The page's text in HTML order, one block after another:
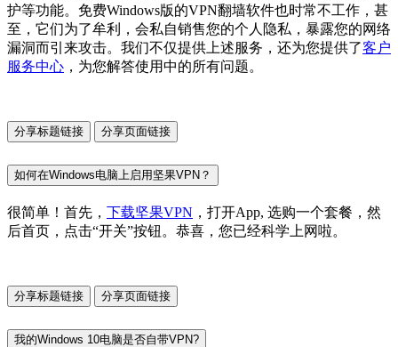
护等功能。免费Windows版的VPN翻墙软件也时常不工作，甚
至，它们为了牟利，会私自销售您的个人隐私，暴露您的网络
漏洞而引来攻击。我们不仅提供上述服务，还为您提供了客户
服务中心 ，为您解答使用中的所有问题。
分享标题链接 分享页面链接
如何在Windows电脑上启用坚果VPN？
很简单！首先， 下载坚果VPN ，打开App, 选购一个套餐，然
后首页，点击“开关”按钮。恭喜，您已经科学上网啦。
分享标题链接 分享页面链接
我的Windows 10电脑是否自带VPN?